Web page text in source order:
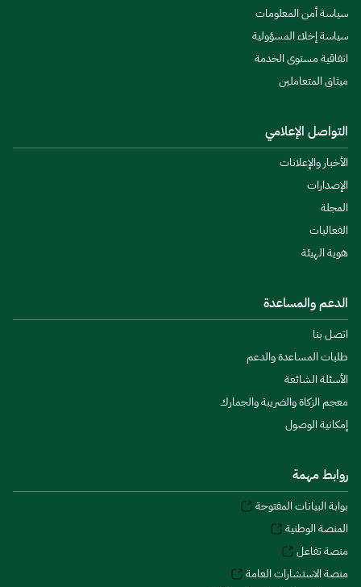
سياسة أمن المعلومات
سياسة إخلاء المسؤولية
اتفاقية مستوى الخدمة
ميثاق المتعاملين
التواصل الإعلامي
الأخبار والإعلانات
الإصدارات
المجلة
الفعاليات
هوية الهيئة
الدعم والمساعدة
اتصل بنا
طلبات المساعدة والدعم
الأسئلة الشائعة
معجم الزكاة والضريبة والجمارك
إمكانية الوصول
روابط مهمة
بوابة البيانات المفتوحة
المنصة الوطنية
منصة تفاعل
منصة الاستشارات العامة